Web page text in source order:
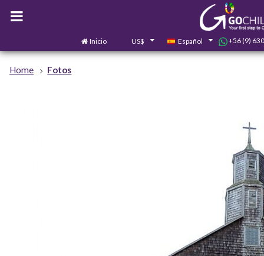
Inicio US$ Español +56 (9)
Home Fotos